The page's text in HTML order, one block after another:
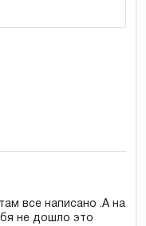
все написано .А на
не дошло это